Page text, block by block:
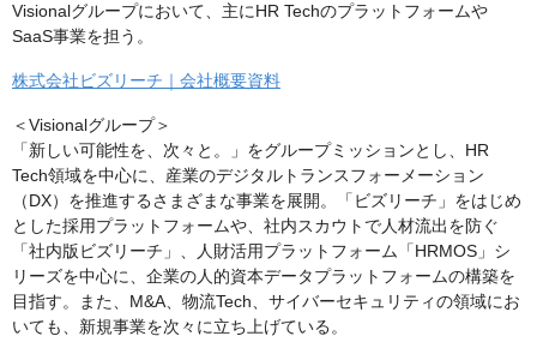
Visionalグループにおいて、主にHR Techのプラットフォームや
SaaS事業を担う。
株式会社ビズリーチ｜会社概要資料
＜Visionalグループ＞
「新しい可能性を、次々と。」をグループミッションとし、HR
Tech領域を中心に、産業のデジタルトランスフォーメーション
（DX）を推進するさまざまな事業を展開。「ビズリーチ」をはじめ
とした採用プラットフォームや、社内スカウトで人材流出を防ぐ
「社内版ビズリーチ」、人財活用プラットフォーム「HRMOS」シ
リーズを中心に、企業の人的資本データプラットフォームの構築を
目指す。また、M&A、物流Tech、サイバーセキュリティの領域にお
いても、新規事業を次々に立ち上げている。